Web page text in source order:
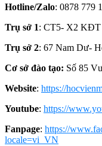
Hotline/Zalo: 0878 779
Trụ sở 1: CT5- X2 KĐT
Trụ sở 2: 67 Nam Dư-
Cơ sở đào tạo: Số 85
Website: https://
Youtube: https://
Fanpage: https://
locale=vi_VN